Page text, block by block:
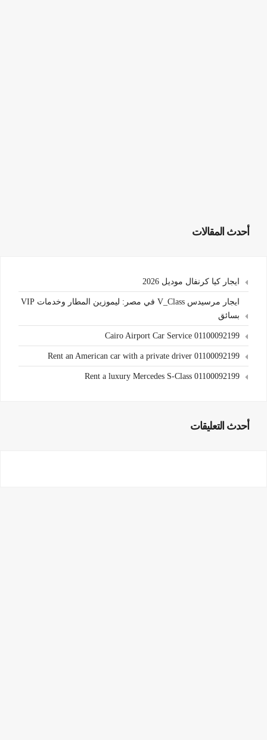
أحدث المقالات
ايجار كيا كرنفال موديل 2026
ايجار مرسيدس V_Class في مصر: ليموزين المطار وخدمات VIP
بسائق
Cairo Airport Car Service 01100092199
Rent an American car with a private driver 01100092199
Rent a luxury Mercedes S-Class 01100092199
أحدث التعليقات